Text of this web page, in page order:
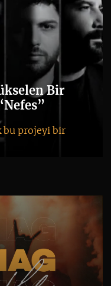
Bir
bu projeyi bir